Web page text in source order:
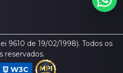
9610 de 19/02/1998). Todos os
reservados.
W3C